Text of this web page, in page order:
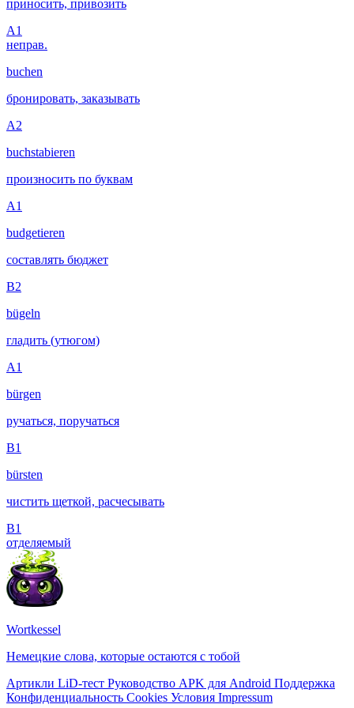
приносить, привозить
A1
неправ.
buchen
бронировать, заказывать
A2
buchstabieren
произносить по буквам
A1
budgetieren
составлять бюджет
B2
bügeln
гладить (утюгом)
A1
bürgen
ручаться, поручаться
B1
bürsten
чистить щеткой, расчесывать
B1
отделяемый
Wortkessel
Немецкие слова, которые остаются с тобой
Артикли LiD-тест Руководство APK для Android Поддержка
Конфиденциальность Cookies Условия Impressum